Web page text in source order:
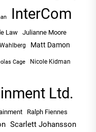
InterCom
Law Julianne Moore
Matt Damon
Cage Nicole Kidman
Ltd.
Ralph Fiennes
Scarlett Johansson